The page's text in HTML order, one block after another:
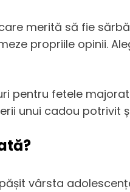
merită să fie
propriile opinii.
pentru fetele
unui cadou
vârsta